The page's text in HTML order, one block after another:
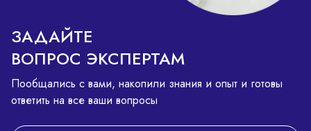
ЗАДАЙТЕ
ВОПРОС ЭКСПЕРТАМ
Пообщались с вами, накопили знания и опыт и готовы
ответить на все ваши вопросы